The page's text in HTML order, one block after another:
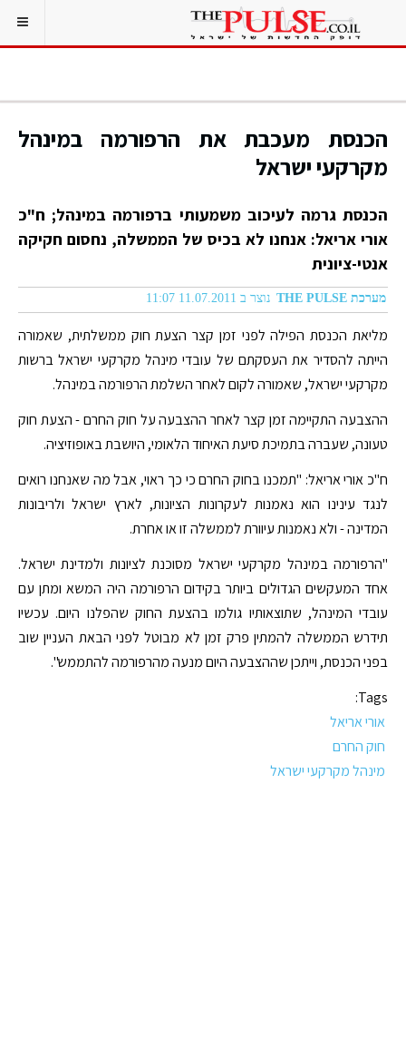
הכנסת מעכבת את הרפורמה במינהל
מקרקעי ישראל
הכנסת גרמה לעיכוב משמעותי ברפורמה במינהל; ח"כ
אורי אריאל: אנחנו לא בכיס של הממשלה, נחסום חקיקה
אנטי-ציונית
מערכת THE PULSE נוצר ב 11.07.2011 11:07
מליאת הכנסת הפילה לפני זמן קצר הצעת חוק ממשלתית, שאמורה
הייתה להסדיר את העסקתם של עובדי מינהל מקרקעי ישראל ברשות
מקרקעי ישראל, שאמורה לקום לאחר השלמת הרפורמה במינהל.
ההצבעה התקיימה זמן קצר לאחר ההצבעה על חוק החרם - הצעת חוק
טעונה, שעברה בתמיכת סיעת האיחוד הלאומי, היושבת באופוזיציה.
ח"כ אורי אריאל: "תמכנו בחוק החרם כי כך ראוי, אבל מה שאנחנו רואים
לנגד עינינו הוא נאמנות לעקרונות הציונות, לארץ ישראל ולריבונות
המדינה - ולא נאמנות עיוורת לממשלה זו או אחרת.
"הרפורמה במינהל מקרקעי ישראל מסוכנת לציונות ולמדינת ישראל.
אחד המעקשים הגדולים ביותר בקידום הרפורמה היה המשא ומתן עם
עובדי המינהל, שתוצאותיו גולמו בהצעת החוק שהפלנו היום. עכשיו
תידרש הממשלה להמתין פרק זמן לא מבוטל לפני הבאת העניין שוב
בפני הכנסת, וייתכן שההצבעה היום מנעה מהרפורמה להתממש".
Tags:
אורי אריאל
חוק החרם
מינהל מקרקעי ישראל